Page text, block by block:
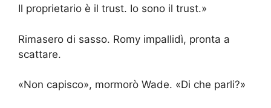
Il proprietario è il trust. Io sono il trust.»
Rimasero di sasso. Romy impallidì, pronta a
scattare.
«Non capisco», mormorò Wade. «Di che parli?»